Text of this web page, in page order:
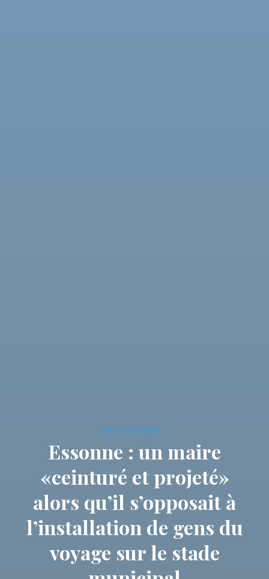
Sans indexation.
Essonne : un maire
«ceinturé et projeté»
alors qu’il s’opposait à
l’installation de gens du
voyage sur le stade